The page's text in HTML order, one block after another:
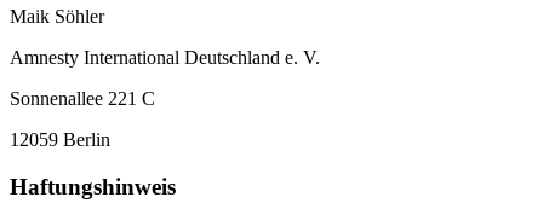
Maik Söhler
Amnesty International Deutschland e. V.
Sonnenallee 221 C
12059 Berlin
Haftungshinweis